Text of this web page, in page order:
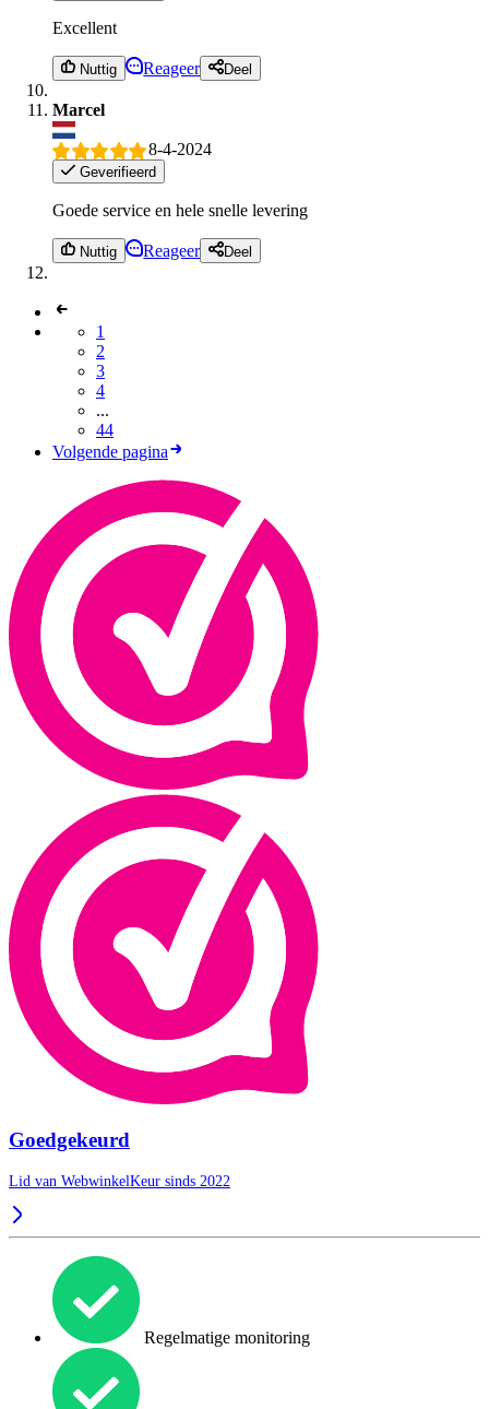
Excellent
Nuttig Reageer Deel
Marcel
8-4-2024
Geverifieerd
Goede service en hele snelle levering
Nuttig Reageer Deel
1
2
3
4
...
44
Volgende pagina
Goedgekeurd
Lid van WebwinkelKeur sinds 2022
Regelmatige monitoring